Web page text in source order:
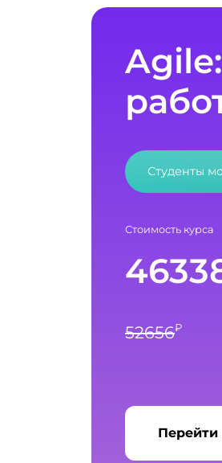
Студенты
Стоимость курса
52656₽
Перейти